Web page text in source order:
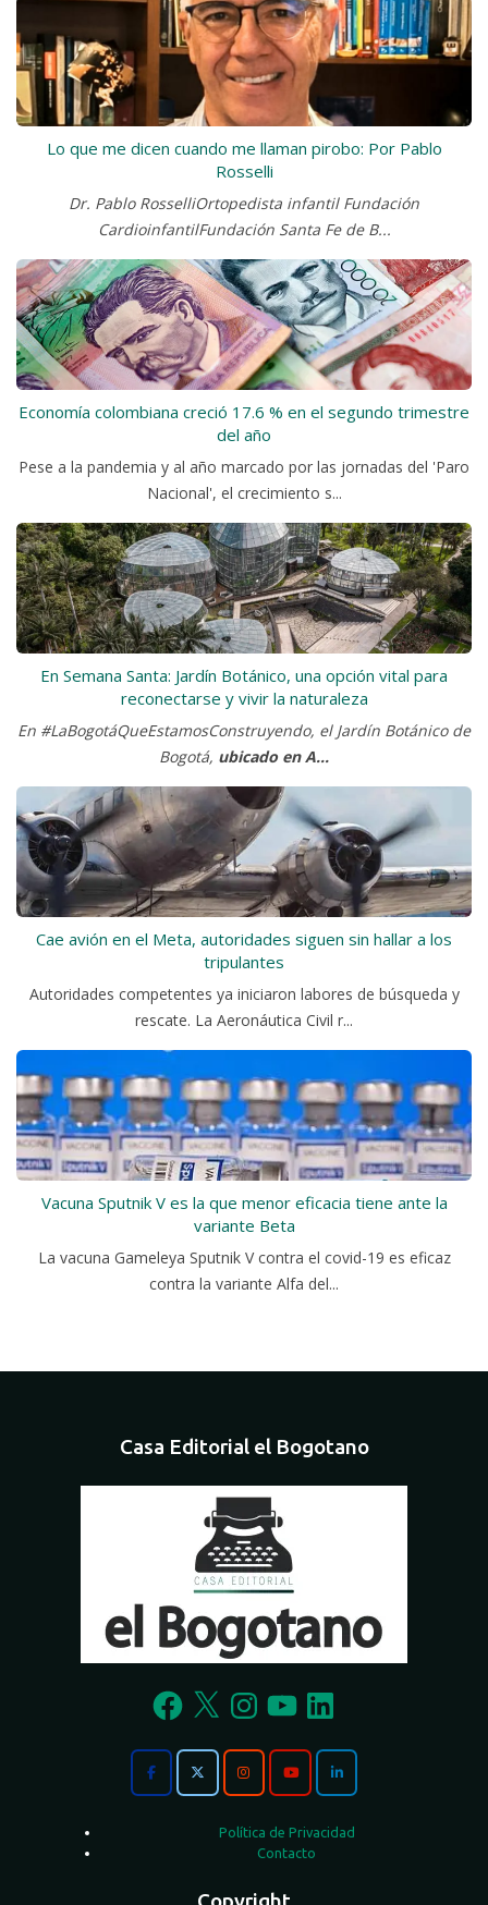
Lo que me dicen cuando me llaman pirobo: Por Pablo
Rosselli
Dr. Pablo RosselliOrtopedista infantil Fundación
CardioinfantilFundación Santa Fe de B...
Economía colombiana creció 17.6 % en el segundo trimestre
del año
Pese a la pandemia y al año marcado por las jornadas del 'Paro
Nacional', el crecimiento s...
En Semana Santa: Jardín Botánico, una opción vital para
reconectarse y vivir la naturaleza
En #LaBogotáQueEstamosConstruyendo, el Jardín Botánico de
Bogotá, ubicado en A...
Cae avión en el Meta, autoridades siguen sin hallar a los
tripulantes
Autoridades competentes ya iniciaron labores de búsqueda y
rescate. La Aeronáutica Civil r...
Vacuna Sputnik V es la que menor eficacia tiene ante la
variante Beta
La vacuna Gameleya Sputnik V contra el covid-19 es eficaz
contra la variante Alfa del...
Casa Editorial el Bogotano
Facebook
X InstagramYouTubeLinkedIn
Política de Privacidad
Contacto